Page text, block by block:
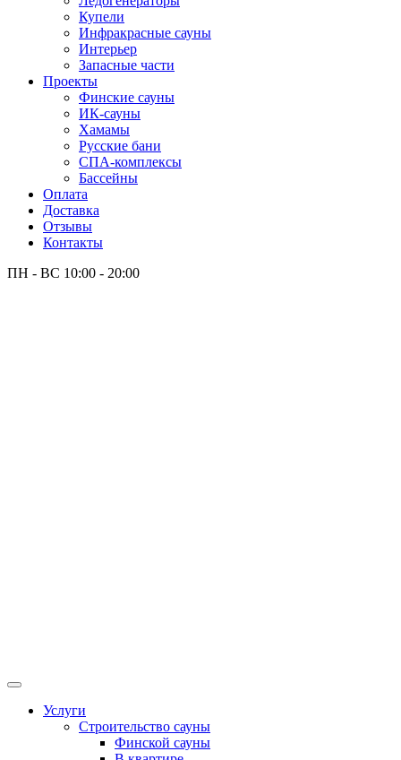
Купели
Инфракрасные сауны
Интерьер
Запасные части
Проекты
Финские сауны
ИК-сауны
Хамамы
Русские бани
СПА-комплексы
Бассейны
Оплата
Доставка
Отзывы
Контакты
ПН - ВС 10:00 - 20:00
Услуги
Строительство сауны
Финской сауны